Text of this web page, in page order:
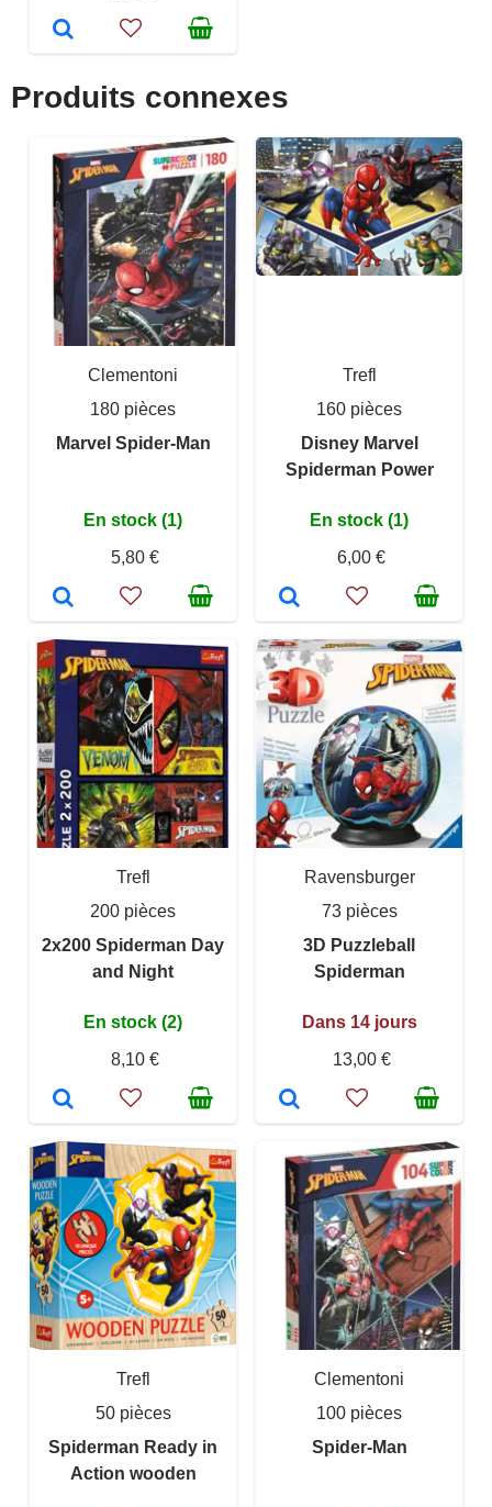
Produits connexes
Clementoni
180 pièces
Marvel Spider-Man
En stock (1)
5,80 €
Trefl
160 pièces
Disney Marvel
Spiderman Power
En stock (1)
6,00 €
Trefl
200 pièces
2x200 Spiderman Day
and Night
En stock (2)
8,10 €
Ravensburger
73 pièces
3D Puzzleball
Spiderman
Dans 14 jours
13,00 €
Trefl
50 pièces
Spiderman Ready in
Action wooden
Clementoni
100 pièces
Spider-Man